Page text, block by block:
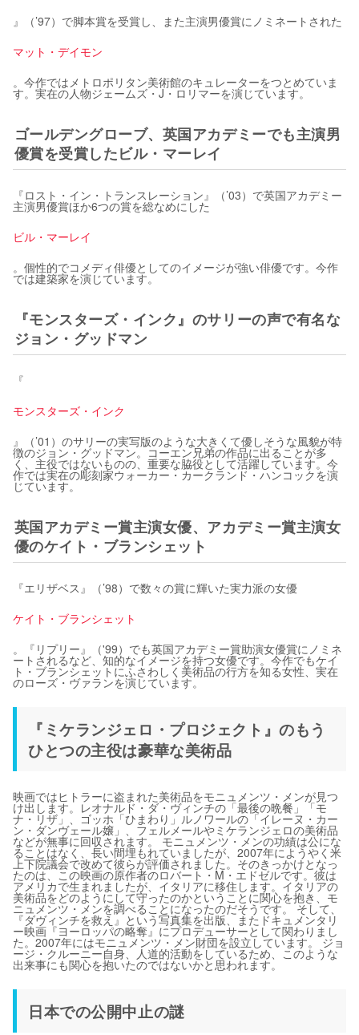
』（’97）で脚本賞を受賞し、また主演男優賞にノミネートされた
マット・デイモン
。今作ではメトロポリタン美術館のキュレーターをつとめていま
す。実在の人物ジェームズ・J・ロリマーを演じています。
ゴールデングローブ、英国アカデミーでも主演男
優賞を受賞したビル・マーレイ
『ロスト・イン・トランスレーション』（’03）で英国アカデミー
主演男優賞ほか6つの賞を総なめにした
ビル・マーレイ
。個性的でコメディ俳優としてのイメージが強い俳優です。今作
では建築家を演じています。
『モンスターズ・インク』のサリーの声で有名な
ジョン・グッドマン
『
モンスターズ・インク
』（’01）のサリーの実写版のような大きくて優しそうな風貌が特
徴のジョン・グッドマン。コーエン兄弟の作品に出ることが多
く、主役ではないものの、重要な脇役として活躍しています。今
作では実在の彫刻家ウォーカー・カークランド・ハンコックを演
じています。
英国アカデミー賞主演女優、アカデミー賞主演女
優のケイト・ブランシェット
『エリザベス』（’98）で数々の賞に輝いた実力派の女優
ケイト・ブランシェット
。『リプリー』（'99）でも英国アカデミー賞助演女優賞にノミネ
ートされるなど、知的なイメージを持つ女優です。今作でもケイ
ト・ブランシェットにふさわしく美術品の行方を知る女性、実在
のローズ・ヴァランを演じています。
『ミケランジェロ・プロジェクト』のもう
ひとつの主役は豪華な美術品
映画ではヒトラーに盗まれた美術品をモニュメンツ・メンが見つ
け出します。レオナルド・ダ・ヴィンチの「最後の晩餐」「モ
ナ・リザ」、ゴッホ「ひまわり」ルノワールの「イレーヌ・カー
ン・ダンヴェール嬢」、フェルメールやミケランジェロの美術品
などが無事に回収されます。 モニュメンツ・メンの功績は公にな
ることはなく、長い間埋もれていましたが、2007年にようやく米
上下院議会で改めて彼らが評価されました。そのきっかけとなっ
たのは、この映画の原作者のロバート・M・エドゼルです。彼は
アメリカで生まれましたが、イタリアに移住します。イタリアの
美術品をどのようにして守ったのかということに関心を抱き、モ
ニュメンツ・メンを調べることになったのだそうです。 そして、
『ダヴィンチを救え』という写真集を出版、またドキュメンタリ
ー映画『ヨーロッパの略奪』にプロデューサーとして関わりまし
た。2007年にはモニュメンツ・メン財団を設立しています。 ジョ
ージ・クルーニー自身、人道的活動をしているため、このような
出来事にも関心を抱いたのではないかと思われます。
日本での公開中止の謎